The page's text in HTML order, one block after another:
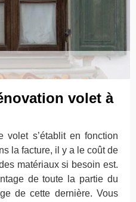
volet à
volet s’établit en fonction
la facture, il y a le coût de
matériaux si besoin est.
de toute la partie du
de cette dernière. Vous